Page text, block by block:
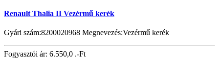
Renault Thalia II Vezérmű kerék
Gyári szám:8200020968 Megnevezés:Vezérmű kerék
Fogyasztói ár: 6.550,0 .-Ft